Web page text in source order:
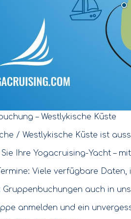
– Westlykische Küste
/ Westlykische Küste ist
Ihre Yogacruising-Yacht –
Viele verfügbare
Gruppenbuchungen auch in
anmelden und ein